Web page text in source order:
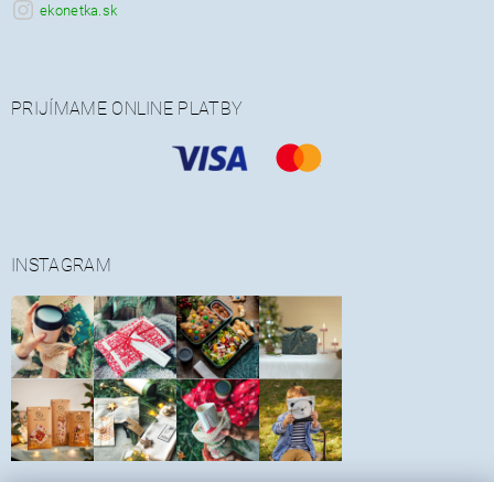
ekonetka.sk
PRIJÍMAME ONLINE PLATBY
INSTAGRAM